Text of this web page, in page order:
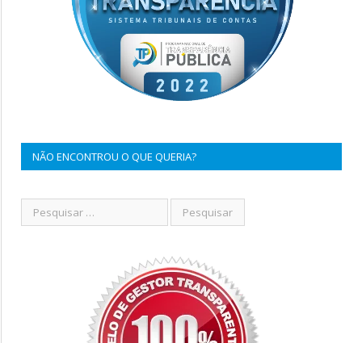
NÃO ENCONTROU O QUE QUERIA?